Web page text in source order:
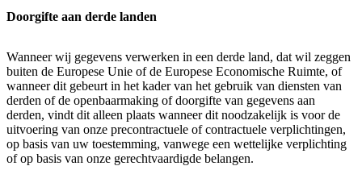
Doorgifte aan derde landen
Wanneer wij gegevens verwerken in een derde land, dat wil zeggen
buiten de Europese Unie of de Europese Economische Ruimte, of
wanneer dit gebeurt in het kader van het gebruik van diensten van
derden of de openbaarmaking of doorgifte van gegevens aan
derden, vindt dit alleen plaats wanneer dit noodzakelijk is voor de
uitvoering van onze precontractuele of contractuele verplichtingen,
op basis van uw toestemming, vanwege een wettelijke verplichting
of op basis van onze gerechtvaardigde belangen.